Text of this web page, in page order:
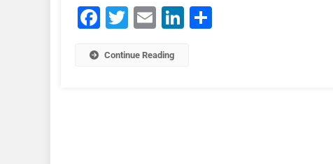
Facebook
Twitter Email LinkedIn
Continue Reading